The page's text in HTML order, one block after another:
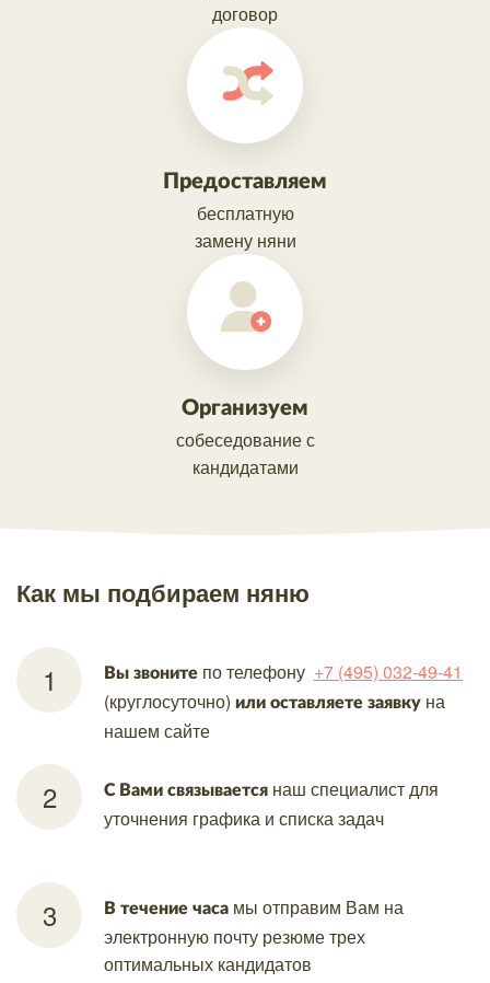
договор
Предоставляем
бесплатную
замену няни
Организуем
собеседование с
кандидатами
Как мы подбираем няню
Вы звоните по телефону +7 (495) 032-49-41
(круглосуточно) или оставляете заявку на
нашем сайте
С Вами связывается наш специалист для
уточнения графика и списка задач
В течение часа мы отправим Вам на
электронную почту резюме трех
оптимальных кандидатов